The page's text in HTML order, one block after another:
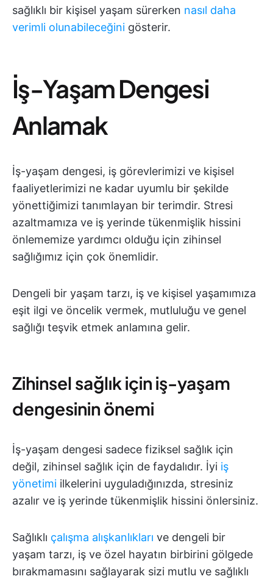
sağlıklı bir kişisel yaşam sürerken nasıl daha
verimli olunabileceğini gösterir.
İş-Yaşam Dengesi
Anlamak
İş-yaşam dengesi, iş görevlerimizi ve kişisel
faaliyetlerimizi ne kadar uyumlu bir şekilde
yönettiğimizi tanımlayan bir terimdir. Stresi
azaltmamıza ve iş yerinde tükenmişlik hissini
önlememize yardımcı olduğu için zihinsel
sağlığımız için çok önemlidir.
Dengeli bir yaşam tarzı, iş ve kişisel yaşamımıza
eşit ilgi ve öncelik vermek, mutluluğu ve genel
sağlığı teşvik etmek anlamına gelir.
Zihinsel sağlık için iş-yaşam
dengesinin önemi
İş-yaşam dengesi sadece fiziksel sağlık için
değil, zihinsel sağlık için de faydalıdır. İyi iş
yönetimi ilkelerini uyguladığınızda, stresiniz
azalır ve iş yerinde tükenmişlik hissini önlersiniz.
Sağlıklı çalışma alışkanlıkları ve dengeli bir
yaşam tarzı, iş ve özel hayatın birbirini gölgede
bırakmamasını sağlayarak sizi mutlu ve sağlıklı